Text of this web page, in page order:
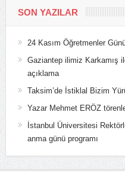
SON YAZILAR
24 Kasım Öğretmenler
Gaziantep ilimiz Karkamış
açıklama
Taksim’de İstiklal Bizim
Yazar Mehmet ERÖZ
İstanbul Üniversitesi
anma günü programı